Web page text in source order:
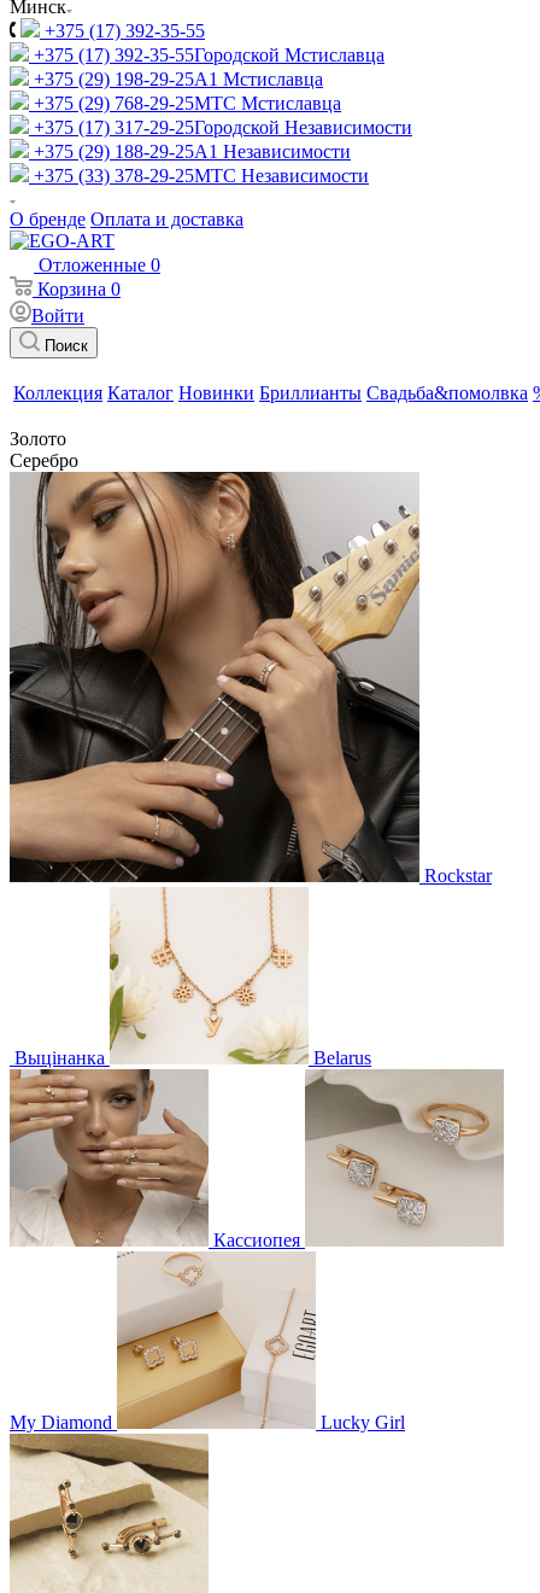
Минск
+375 (17) 392-35-55
+375 (17) 392-35-55Городской Мстиславца
+375 (29) 198-29-25A1 Мстиславца
+375 (29) 768-29-25МТС Мстиславца
+375 (17) 317-29-25Городской Независимости
+375 (29) 188-29-25A1 Независимости
+375 (33) 378-29-25МТС Независимости
О бренде Оплата и доставка
Отложенные 0
Корзина 0
Войти
Поиск
Коллекция Каталог Новинки Бриллианты Свадьба&помолвка
Золото
Серебро
Rockstar
Выцінанка Belarus
Кассиопея
My Diamond Lucky Girl